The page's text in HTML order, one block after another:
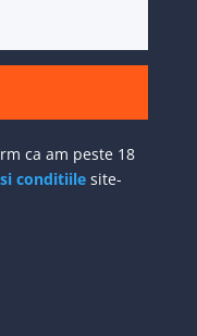
ca am peste 18
conditiilesite-